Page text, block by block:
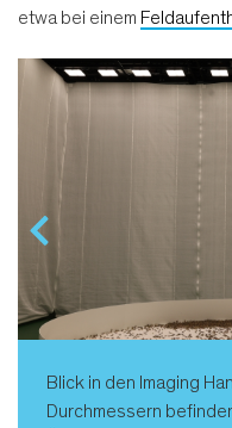
etwa bei einem
Blick in den Imaging
Durchmessern